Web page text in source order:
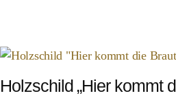
Holzschild „Hier kommt